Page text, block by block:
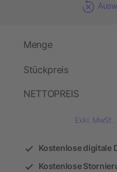
Menge
Stückpreis
NETTOPREIS
Exkl. MwSt.
Kostenlose digitale
Kostenlose